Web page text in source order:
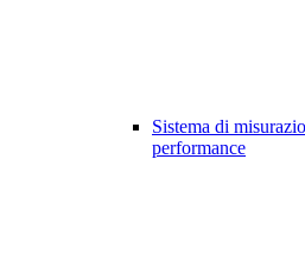
Sistema di
performance